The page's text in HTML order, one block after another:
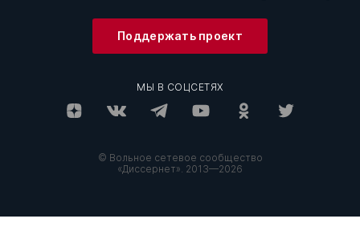
Поддержать проект
МЫ В СОЦСЕТЯХ
© Вольное сетевое сообщество
«Диссернет». 2013—2026